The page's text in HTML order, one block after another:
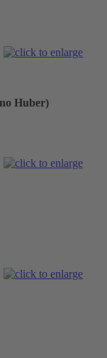
Huber)